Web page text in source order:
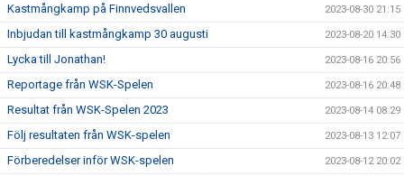
Kastmångkamp på Finnvedsvallen 2023-08-30 21:15
Inbjudan till kastmångkamp 30 augusti 2023-08-20 14:30
Lycka till Jonathan! 2023-08-16 20:56
Reportage från WSK-Spelen 2023-08-16 20:48
Resultat från WSK-Spelen 2023 2023-08-14 08:29
Följ resultaten från WSK-spelen 2023-08-13 12:07
Förberedelser inför WSK-spelen 2023-08-12 20:02